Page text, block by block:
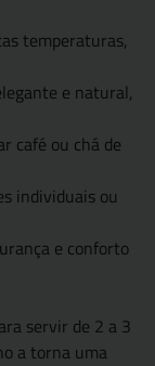
temperaturas,
e natural,
café ou chá de
individuais ou
e conforto
servir de 2 a 3
a torna uma